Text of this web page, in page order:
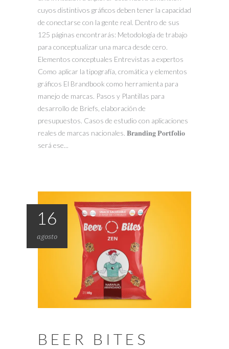
cuyos distintivos gráficos deben tener la capacidad
de conectarse con la gente real. Dentro de sus
125 páginas encontrarás: Metodología de trabajo
para conceptualizar una marca desde cero.
Elementos conceptuales Entrevistas a expertos
Como aplicar la tipografía, cromática y elementos
gráficos El Brandbook como herramienta para
manejo de marcas. Pasos y Plantillas para
desarrollo de Briefs, elaboración de
presupuestos. Casos de estudio con aplicaciones
reales de marcas nacionales. 𝐁𝐫𝐚𝐧𝐝𝐢𝐧𝐠 𝐏𝐨𝐫𝐭𝐟𝐨𝐥𝐢𝐨
será ese...
16
agosto
BEER BITES